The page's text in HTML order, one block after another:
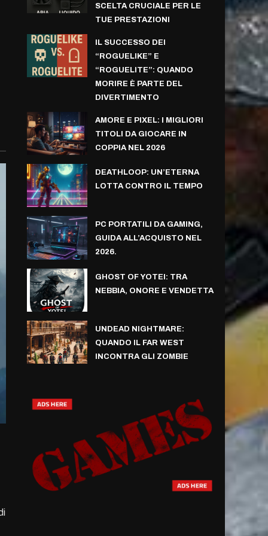
SCELTA CRUCIALE PER LE
TUE PRESTAZIONI
IL SUCCESSO DEI
“ROGUELIKE” E
“ROGUELITE”: QUANDO
MORIRE È PARTE DEL
DIVERTIMENTO
AMORE E PIXEL: I MIGLIORI
TITOLI DA GIOCARE IN
COPPIA NEL 2026
DEATHLOOP: UN’ETERNA
LOTTA CONTRO IL TEMPO
PC PORTATILI DA GAMING,
GUIDA ALL’ACQUISTO NEL
2026.
GHOST OF YOTEI: TRA
NEBBIA, ONORE E VENDETTA
UNDEAD NIGHTMARE:
QUANDO IL FAR WEST
INCONTRA GLI ZOMBIE